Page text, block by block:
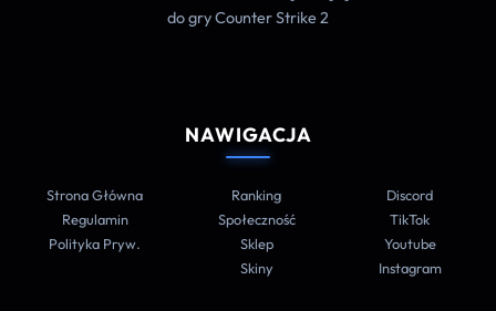
do gry Counter Strike 2
NAWIGACJA
Strona Główna
Regulamin
Polityka Pryw.
Ranking
Społeczność
Sklep
Skiny
Discord
TikTok
Youtube
Instagram